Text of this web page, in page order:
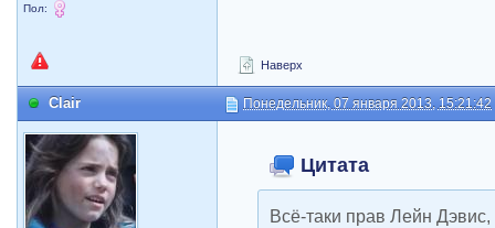
Пол:
Наверх
Clair Понедельник, 07 января 2013, 15:21:42
Цитата
Всё-таки прав Лейн